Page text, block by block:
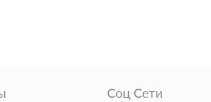
Соц Сети